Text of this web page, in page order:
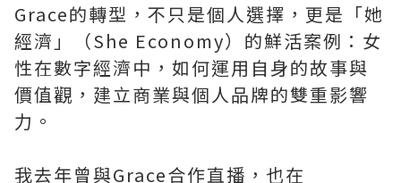
Grace的轉型，不只是個人選擇，更是「她
經濟」（She Economy）的鮮活案例：女
性在數字經濟中，如何運用自身的故事與
價值觀，建立商業與個人品牌的雙重影響
力。
我去年曾與Grace合作直播，也在